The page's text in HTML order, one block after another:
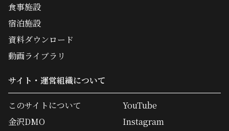
食事施設
宿泊施設
資料ダウンロード
動画ライブラリ
サイト・運営組織について
このサイトについて
金沢DMO
YouTube
Instagram